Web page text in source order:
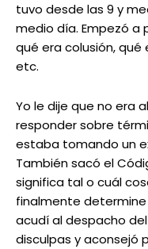
tuvo desde las 9 y
medio día. Empezó a
qué era colusión,
etc.
Yo le dije que no era
responder sobre
estaba tomando un
También sacó el
significa tal o cuál
finalmente determine
acudí al despacho del
disculpas y aconsejó